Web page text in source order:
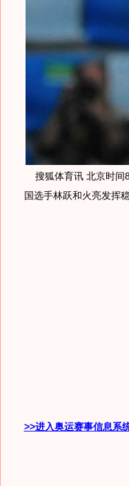
搜狐体育讯 北京时间
国选手林跃和火亮发挥
>>进入奥运赛事信息系